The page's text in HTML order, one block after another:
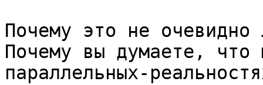
Почему это не очевидно
Почему вы думаете,
параллельных-